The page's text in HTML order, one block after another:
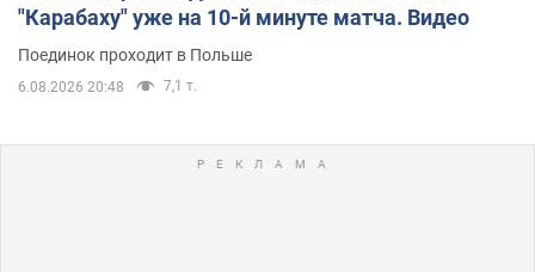
"Карабаху" уже на 10-й минуте матча. Видео
Поединок проходит в Польше
6.08.2026 20:48 7,1 т.